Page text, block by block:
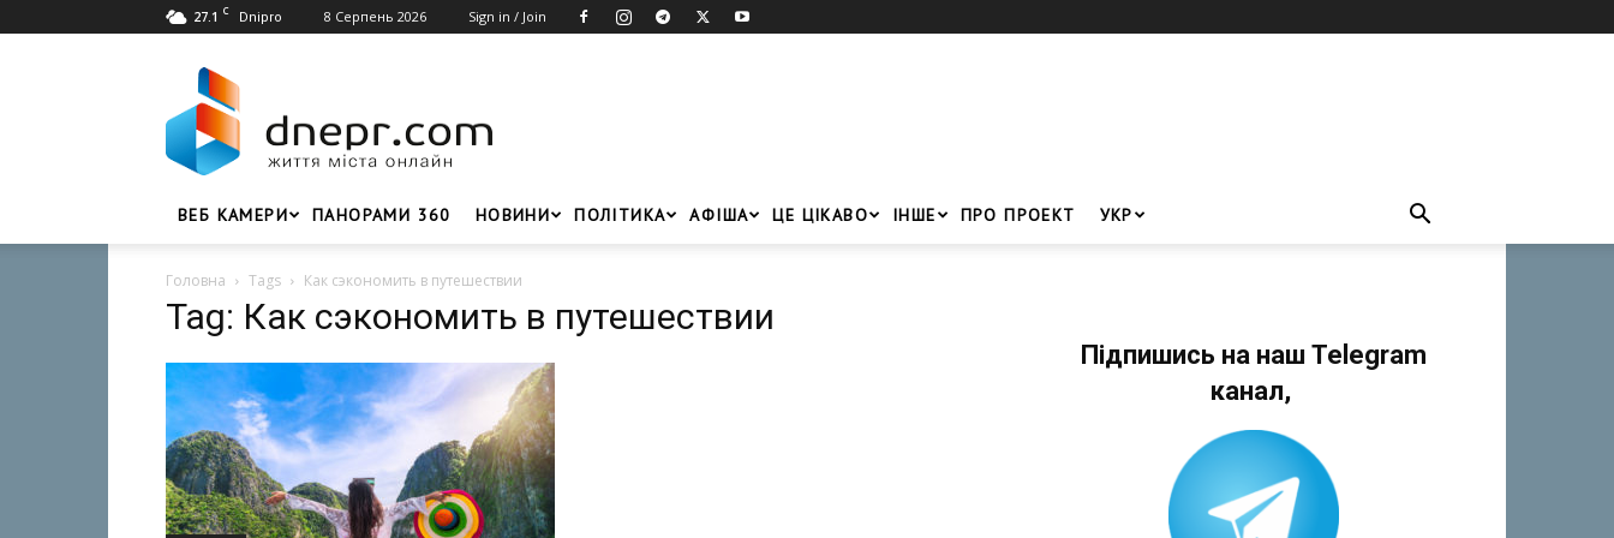
27.1 C Dnipro 8 Серпень 2026 Sign in / Join
Головний
портал
Дніпра
ВЕБ КАМЕРИ ПАНОРАМИ 360 НОВИНИ ПОЛІТИКА АФІША ЦЕ ЦІКАВО ІНШЕ ПРО ПРОЕКТ УКР
Головна Tags Как сэкономить в путешествии
Tag: Как сэкономить в путешествии
Підпишись на наш Telegram
канал,